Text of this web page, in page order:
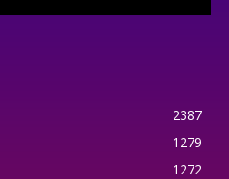
2387
1279
1272